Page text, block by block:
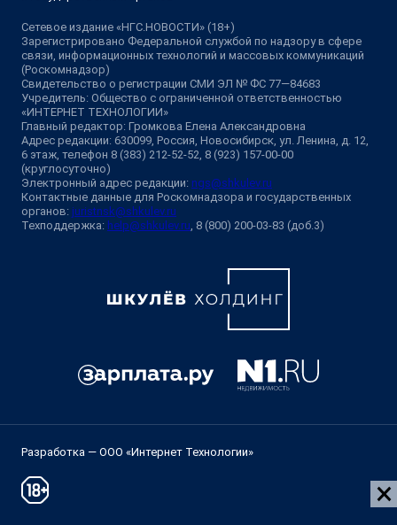
Сетевое издание «НГС.НОВОСТИ» (18+)
Зарегистрировано Федеральной службой по надзору в сфере
связи, информационных технологий и массовых коммуникаций
(Роскомнадзор)
Свидетельство о регистрации СМИ ЭЛ № ФС 77—84683
Учредитель: Общество с ограниченной ответственностью
«ИНТЕРНЕТ ТЕХНОЛОГИИ»
Главный редактор: Громкова Елена Александровна
Адрес редакции: 630099, Россия, Новосибирск, ул. Ленина, д. 12,
6 этаж, телефон 8 (383) 212-52-52, 8 (923) 157-00-00
(круглосуточно)
Электронный адрес редакции: ngs@shkulev.ru
Контактные данные для Роскомнадзора и государственных
органов: juristnsk@shkulev.ru
Техподдержка: help@shkulev.ru , 8 (800) 200-03-83 (доб.3)
Разработка — ООО «Интернет Технологии»